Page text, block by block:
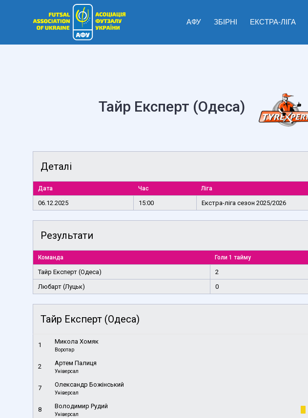
АФУ ЗБІРНІ ЕКСТРА-ЛІГА
Тайр Експерт (Одеса)
Деталі
Дата Час Ліга
06.12.2025 15:00 Екстра-ліга сезон 2025/2026
Результати
Команда Голи 1 тайму
Тайр Експерт (Одеса) 2
Любарт (Луцьк)
0
Тайр Експерт (Одеса)
1 Микола Хомяк
Воротар
2 Артем Палиця
Універсал
7 Олександр Божінський
Універсал
8 Володимир Рудий
Універсал